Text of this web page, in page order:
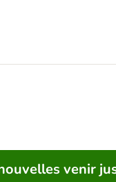
venir